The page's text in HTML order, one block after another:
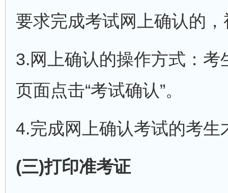
要求完成考试网上确认的
3.网上确认的操作方式：考
页面点击“考试确认”。
4.完成网上确认考试的考
(三)打印准考证